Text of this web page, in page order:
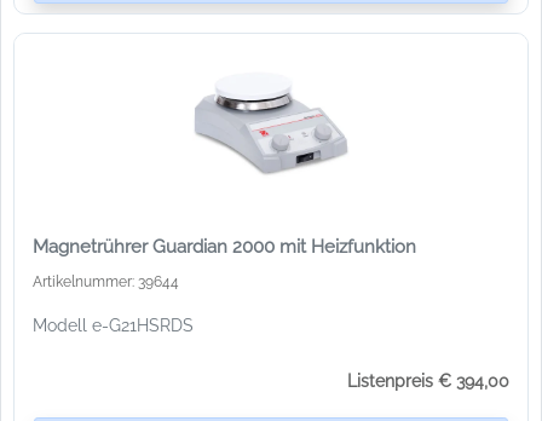
Magnetrührer Guardian 2000 mit Heizfunktion
Artikelnummer: 39644
Modell e-G21HSRDS
Listenpreis € 394,00